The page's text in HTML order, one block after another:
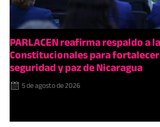
PARLACEN reafirma respaldo a
Constitucionales para
seguridad y paz de Nicaragua
5 de agosto de 2026